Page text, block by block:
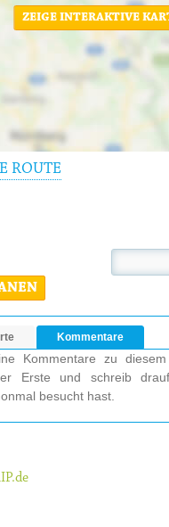
ZEIGE INTERAKTIVE
ROUTE
Kommentare
Kommentare zu diesem
Erste und schreib
besucht hast.